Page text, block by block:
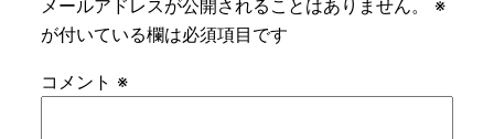
メールアドレスが公開されることはありません。
※
が付いている欄は必須項目です
コメント ※